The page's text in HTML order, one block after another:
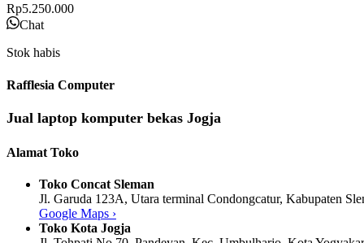
Rp5.250.000
Chat
Stok habis
Rafflesia Computer
Jual laptop komputer bekas Jogja
Alamat Toko
Toko Concat Sleman
Jl. Garuda 123A, Utara terminal Condongcatur, Kabupaten
Google Maps ›
Toko Kota Jogja